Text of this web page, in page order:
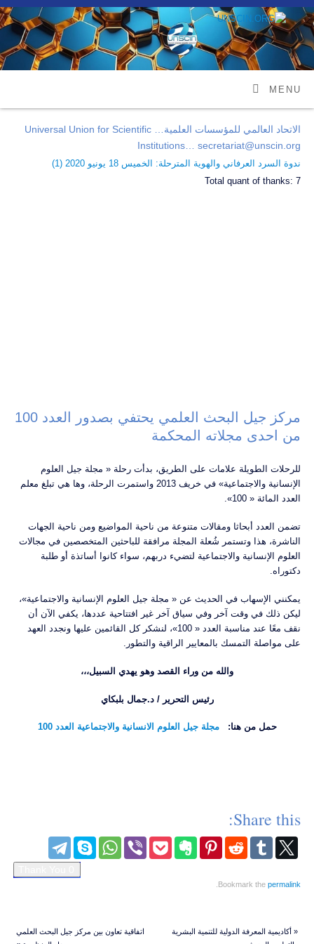
MENU
الاتحاد العالمي للمؤسسات العلمية… Universal Union for Scientific
Institutions… secretariat@unscin.org
ندوة السرد العرفاني والهوية المترحلة: الخميس 18 يونيو 2020 ( 1
)
Total quant of thanks:7
مركز جيل البحث العلمي يحتفي بصدور العدد 100
من احدى مجلاته المحكمة
للرحلات الطويلة علامات على الطريق، بدأت رحلة « مجلة جيل العلوم
الإنسانية والاجتماعية» في خريف 2013 واستمرت الرحلة، وها هي تبلغ معلم
العدد المائة « 100».
تضمن العدد أبحاثا ومقالات متنوعة من ناحية المواضيع ومن ناحية الجهات
الناشرة، هذا وتستمر شُعلة المجلة مرافقة للباحثين المتخصصين في مجالات
العلوم الإنسانية والاجتماعية لتضيء دربهم، سواء كانوا أساتذة أو طلبة
دكتوراه.
يمكنني الإسهاب في الحديث عن « مجلة جيل العلوم الإنسانية والاجتماعية»،
ليكن ذلك في وقت آخر وفي سياق آخر غير افتتاحية عددها، يكفي الآن أن
نقف معًا عند مناسبة العدد « 100»، لنشكر كل القائمين عليها ونجدد العهد
على مواصلة التمسك بالمعايير الراقية والتطور.
والله من وراء القصد وهو يهدي السبيل،،،
رئيس التحرير / د.جمال بلبكاي
حمل من هنا:مجلة جيل العلوم الانسانية والاجتماعية العدد 100
Share this:
Bookmark thepermalink
«أكاديمية المعرفة الدولية للتنمية البشرية
اتفاقية تعاون بين مركز جيل البحث العلمي